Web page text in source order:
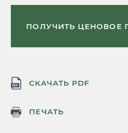
ПОЛУЧИТЬ ЦЕНОВОЕ
СКАЧАТЬ PDF
ПЕЧАТЬ